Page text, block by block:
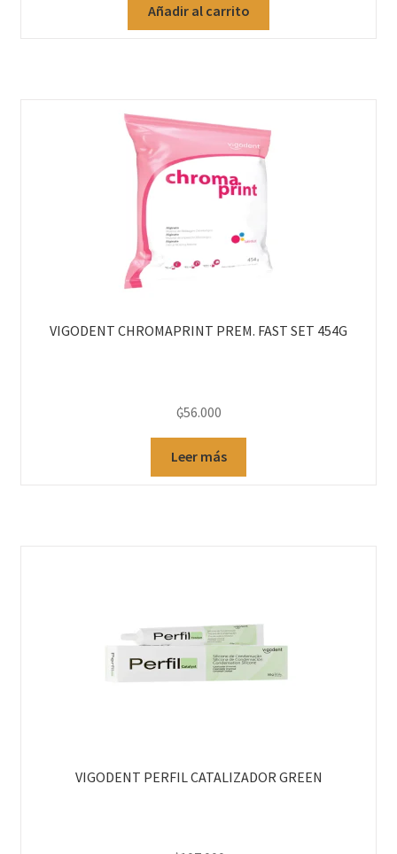
Añadir al carrito
VIGODENT CHROMAPRINT PREM. FAST SET 454G
₲56.000
Leer más
VIGODENT PERFIL CATALIZADOR GREEN